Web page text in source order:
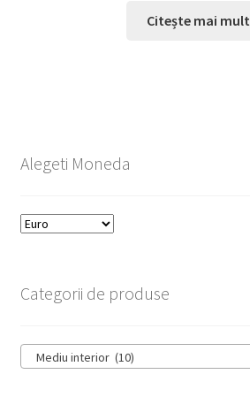
Citește mai mult
Alegeti Moneda
Categorii de produse
Mediu interior (10)